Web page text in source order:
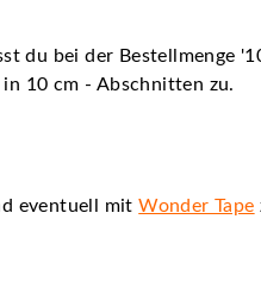
du bei der Bestellmenge
10 cm - Abschnitten zu.
eventuell mitWonder Tape